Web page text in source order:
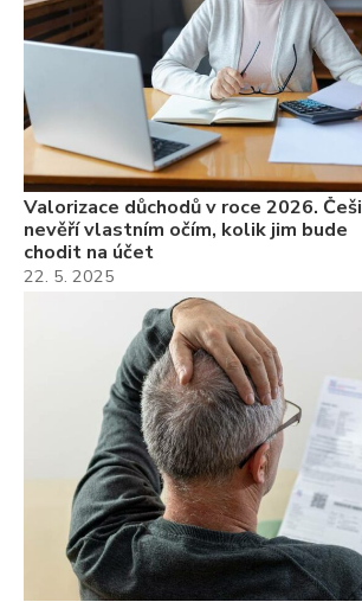
Valorizace důchodů v roce 2026. Češi
nevěří vlastním očím, kolik jim bude
chodit na účet
22. 5. 2025